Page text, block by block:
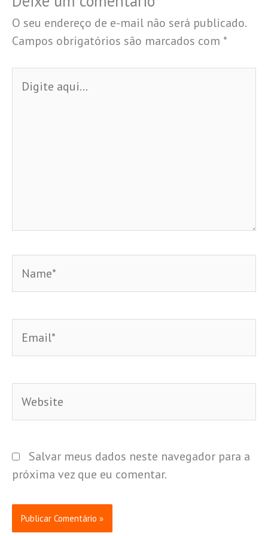
O seu endereço de e-mail não será publicado.
Campos obrigatórios são marcados com *
aqui...
Salvar meus dados neste navegador para a
próxima vez que eu comentar.